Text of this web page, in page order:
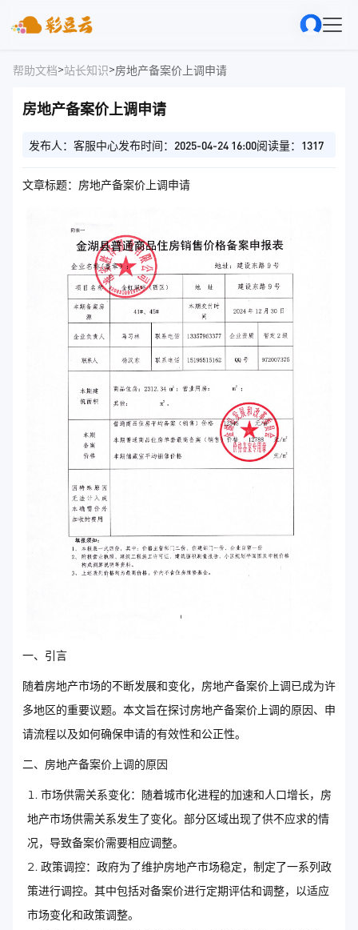
帮助文档>站长知识>房地产备案价上调申请
房地产备案价上调申请
发布人：客服中心发布时间：2025-04-24 16:00阅读量：1317
文章标题：房地产备案价上调申请
一、引言
随着房地产市场的不断发展和变化，房地产备案价上调已成为许
多地区的重要议题。本文旨在探讨房地产备案价上调的原因、申
请流程以及如何确保申请的有效性和公正性。
二、房地产备案价上调的原因
市场供需关系变化：随着城市化进程的加速和人口增长，房
地产市场供需关系发生了变化。部分区域出现了供不应求的情
况，导致备案价需要相应调整。
政策调控：政府为了维护房地产市场稳定，制定了一系列政
策进行调控。其中包括对备案价进行定期评估和调整，以适应
市场变化和政策调整。